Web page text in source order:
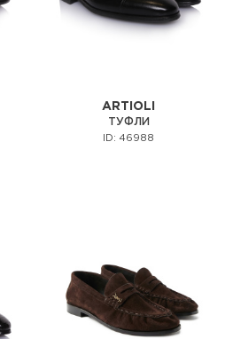
ARTIOLI
ТУФЛИ
ID: 46988